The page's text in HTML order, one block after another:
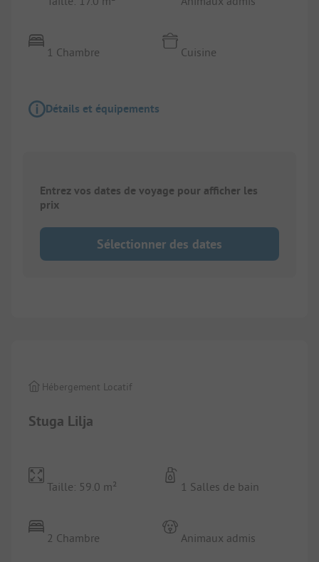
1 Chambre Cuisine
Détails et équipements
Entrez vos dates de voyage pour afficher les
prix
Sélectionner des dates
Stuga Lilja
Hébergement Locatif
Taille: 59.0 m²
2 Chambre
1 Salles de bain
Animaux admis